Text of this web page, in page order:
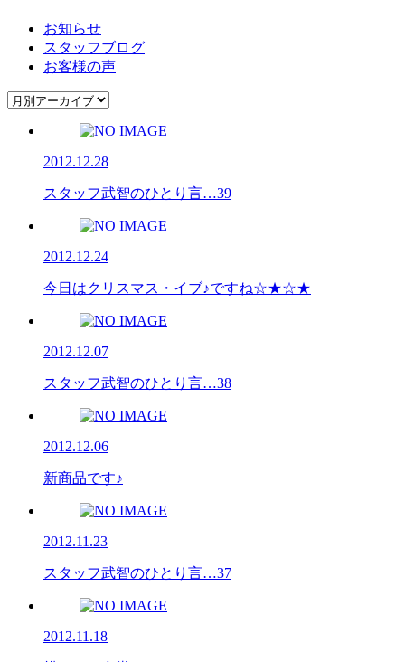
お知らせ
スタッフブログ
お客様の声
2012.12.28
スタッフ武智のひとり言…39
2012.12.24
今日はクリスマス・イブ♪ですね☆★☆★
2012.12.07
スタッフ武智のひとり言…38
2012.12.06
新商品です♪
2012.11.23
スタッフ武智のひとり言…37
2012.11.18